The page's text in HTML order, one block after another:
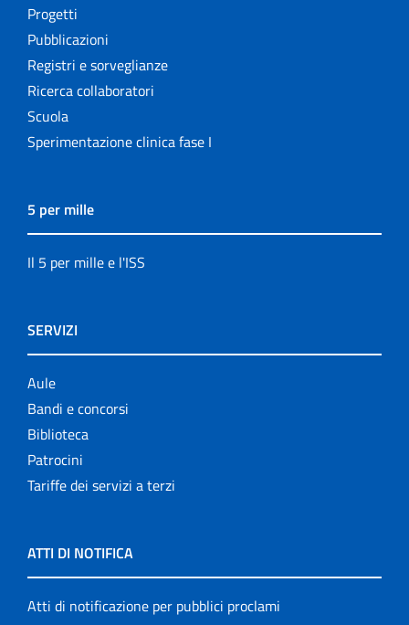
Progetti
Pubblicazioni
Registri e sorveglianze
Ricerca collaboratori
Scuola
Sperimentazione clinica fase I
5 per mille
Il 5 per mille e l'ISS
SERVIZI
Aule
Bandi e concorsi
Biblioteca
Patrocini
Tariffe dei servizi a terzi
ATTI DI NOTIFICA
Atti di notificazione per pubblici proclami